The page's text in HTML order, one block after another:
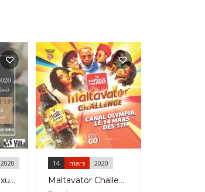
2020
« Assumer sa sexualité: Santé, Sensualité et Anecdote » tchin and talk organisé par Her Beauty Magazine
14 mars 2020
Maltavator Challenge le 14 Mars 2020 à Canal Olympia Douala